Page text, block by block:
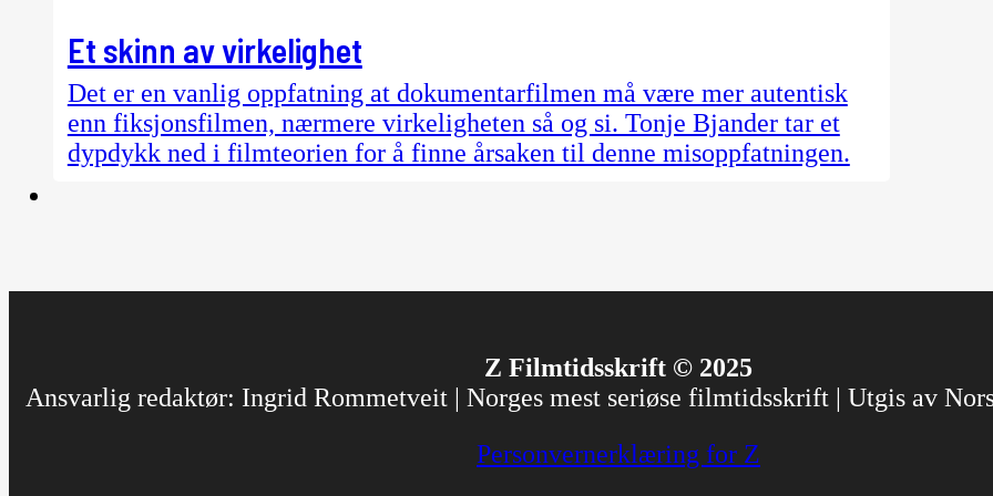
Et skinn av virkelighet
Det er en vanlig oppfatning at dokumentarfilmen må være mer autentisk
enn fiksjonsfilmen, nærmere virkeligheten så og si. Tonje Bjander tar et
dypdykk ned i filmteorien for å finne årsaken til denne misoppfatningen.
Z Filmtidsskrift © 2025
Ansvarlig redaktør: Ingrid Rommetveit | Norges mest seriøse filmtidsskrift | Utgis av
Personvernerklæring for Z